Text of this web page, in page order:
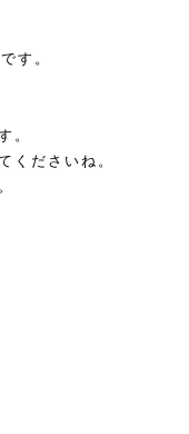
す。
。
くださいね。